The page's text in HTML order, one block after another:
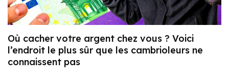
Où cacher votre argent chez vous ? Voici
l’endroit le plus sûr que les cambrioleurs ne
connaissent pas